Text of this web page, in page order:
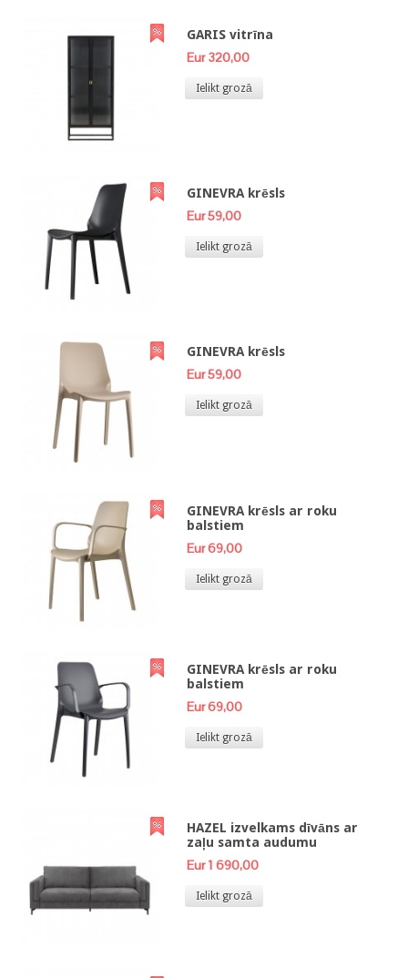
GARIS vitrīna
Eur 320,00
Ielikt grozā
GINEVRA krēsls
Eur 59,00
Ielikt grozā
GINEVRA krēsls
Eur 59,00
Ielikt grozā
GINEVRA krēsls ar roku
balstiem
Eur 69,00
Ielikt grozā
GINEVRA krēsls ar roku
balstiem
Eur 69,00
Ielikt grozā
HAZEL izvelkams dīvāns ar
zaļu samta audumu
Eur 1 690,00
Ielikt grozā